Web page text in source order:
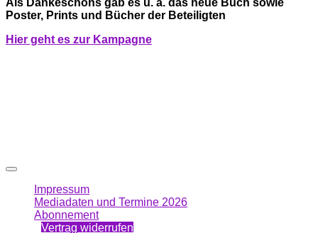
Als Dankeschöns gab es u. a. das neue Buch sowie
Poster, Prints und Bücher der Beteiligten
Hier geht es zur Kampagne
Impressum
Mediadaten und Termine 2026
Abonnement
Vertrag widerrufen